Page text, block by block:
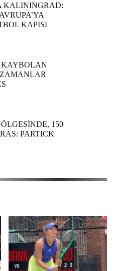
KALININGRAD:
KAPISI
KAYBOLAN
150
PARTICK